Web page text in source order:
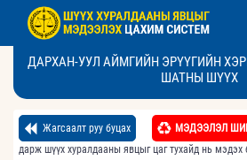
ДАРХАН-УУЛ АЙМГИЙН ЭРҮҮГИЙН
ШАТНЫ ШҮҮХ
Жагсаалт руу буцах МЭДЭЭЛЭЛ
дарж шүүх хуралдааны явцыг цаг тухайд нь